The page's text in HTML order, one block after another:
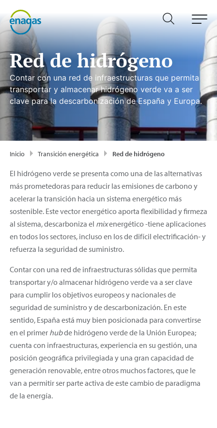
Red de hidrógeno
Contar con una red de infraestructuras que permita
transportar y almacenar hidrógeno verde va a ser
clave para la descarbonización de España y Europa.
Inicio Transición energética Red de hidrógeno
El hidrógeno verde se presenta como una de las alternativas
más prometedoras para reducir las emisiones de carbono y
acelerar la transición hacia un sistema energético más
sostenible. Este vector energético aporta flexibilidad y firmeza
al sistema, descarboniza el mixenergético -tiene aplicaciones
en todos los sectores, incluso en los de difícil electrificación- y
refuerza la seguridad de suministro.
Contar con una red de infraestructuras sólidas que permita
transportar y/o almacenar hidrógeno verde va a ser clave
para cumplir los objetivos europeos y nacionales de
seguridad de suministro y de descarbonización. En este
sentido, España está muy bien posicionada para convertirse
en el primer hubde hidrógeno verde de la Unión Europea;
cuenta con infraestructuras, experiencia en su gestión, una
posición geográfica privilegiada y una gran capacidad de
generación renovable, entre otros muchos factores, que le
van a permitir ser parte activa de este cambio de paradigma
de la energía.